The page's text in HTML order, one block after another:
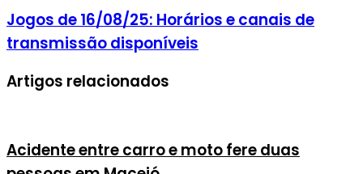
Jogos de 16/08/25: Horários e canais de
transmissão disponíveis
Artigos relacionados
Acidente entre carro e moto fere duas